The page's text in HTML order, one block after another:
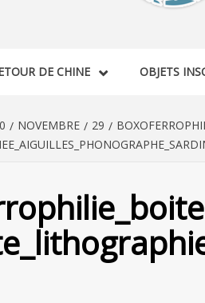
DE CHINE OBJETS
NOVEMBRE 29